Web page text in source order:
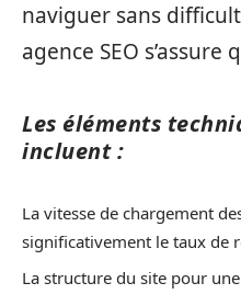
naviguer sans
agence SEO s’assure
Les éléments
incluent :
La vitesse de chargement
significativement le taux de
La structure du site pour